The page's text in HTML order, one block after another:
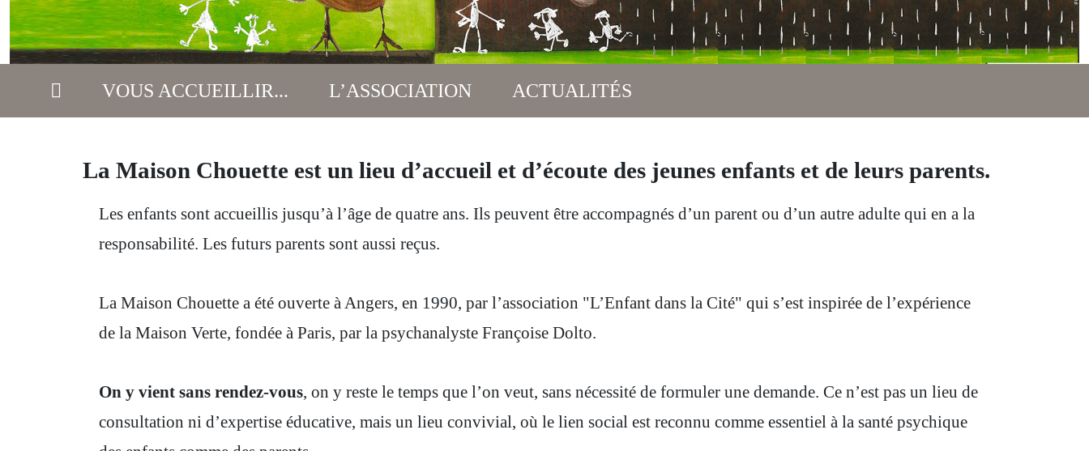
VOUS ACCUEILLIR... L’ASSOCIATION ACTUALITÉS
La Maison Chouette est un lieu d’accueil et d’écoute des jeunes enfants et de leurs parents.
Les enfants sont accueillis jusqu’à l’âge de quatre ans. Ils peuvent être accompagnés d’un parent ou d’un autre adulte qui en a la
responsabilité. Les futurs parents sont aussi reçus.
La Maison Chouette a été ouverte à Angers, en 1990, par l’association "L’Enfant dans la Cité" qui s’est inspirée de l’expérience
de la Maison Verte, fondée à Paris, par la psychanalyste Françoise Dolto.
On y vient sans rendez-vous , on y reste le temps que l’on veut, sans nécessité de formuler une demande. Ce n’est pas un lieu de
consultation ni d’expertise éducative, mais un lieu convivial, où le lien social est reconnu comme essentiel à la santé psychique